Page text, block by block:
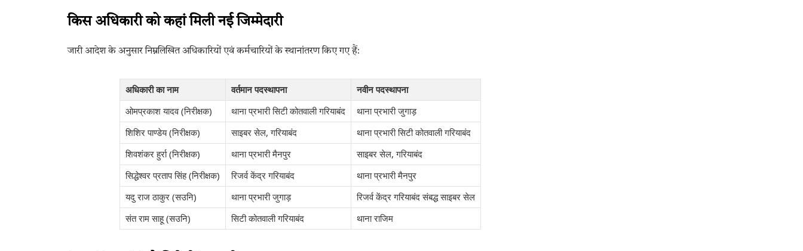
किस अधिकारी को कहां मिली नई जिम्मेदारी
जारी आदेश के अनुसार निम्नलिखित अधिकारियों एवं कर्मचारियों के स्थानांतरण किए गए हैं:
अधिकारी का नाम वर्तमान पदस्थापना
नवीन पदस्थापना
ओमप्रकाश यादव (निरीक्षक)
थाना प्रभारी सिटी कोतवाली गरियाबंद
थाना प्रभारी जुगाड़
शिशिर पाण्डेय (निरीक्षक)
साइबर सेल, गरियाबंद
थाना प्रभारी सिटी कोतवाली गरियाबंद
शिवशंकर हुर्रा (निरीक्षक)
थाना प्रभारी मैनपुर
साइबर सेल, गरियाबंद
सिद्धेश्वर प्रताप सिंह (निरीक्षक)
रिजर्व केंद्र गरियाबंद
थाना प्रभारी मैनपुर
यदु राज ठाकुर (सउनि)
थाना प्रभारी जुगाड़
रिजर्व केंद्र गरियाबंद संबद्ध साइबर सेल
संत राम साहू (सउनि)
सिटी कोतवाली गरियाबंद थाना राजिम